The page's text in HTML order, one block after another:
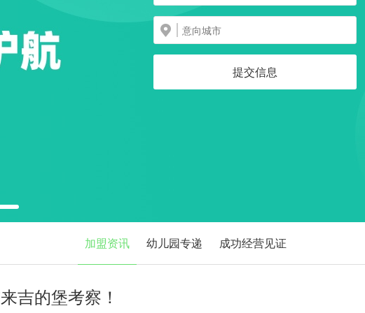
提交信息
加盟资讯 幼儿园专递 成功经营见证
吉的堡考察！